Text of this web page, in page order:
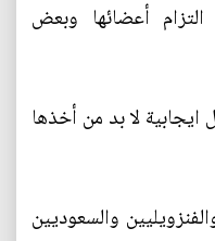
أعضائها وبعض
لا بد من أخذها
والسعوديين